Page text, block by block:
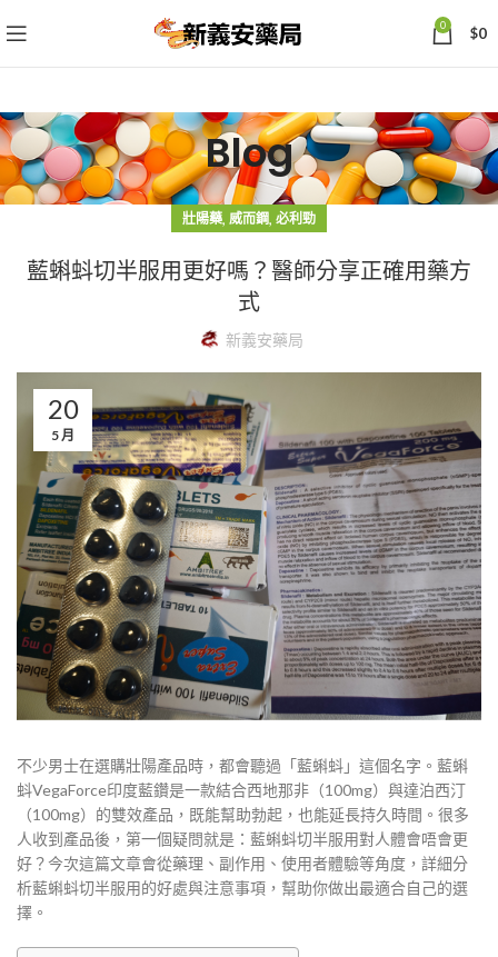
0 $0
Blog
壯陽藥, 威而鋼, 必利勁
藍蝌蚪切半服用更好嗎？醫師分享正確用藥方
式
新義安藥局
20
5 月
不少男士在選購壯陽產品時，都會聽過「藍蝌蚪」這個名字。藍蝌
蚪VegaForce印度藍鑽是一款結合西地那非（100mg）與達泊西汀
（100mg）的雙效產品，既能幫助勃起，也能延長持久時間。很多
人收到產品後，第一個疑問就是：藍蝌蚪切半服用對人體會唔會更
好？今次這篇文章會從藥理、副作用、使用者體驗等角度，詳細分
析藍蝌蚪切半服用的好處與注意事項，幫助你做出最適合自己的選
擇。